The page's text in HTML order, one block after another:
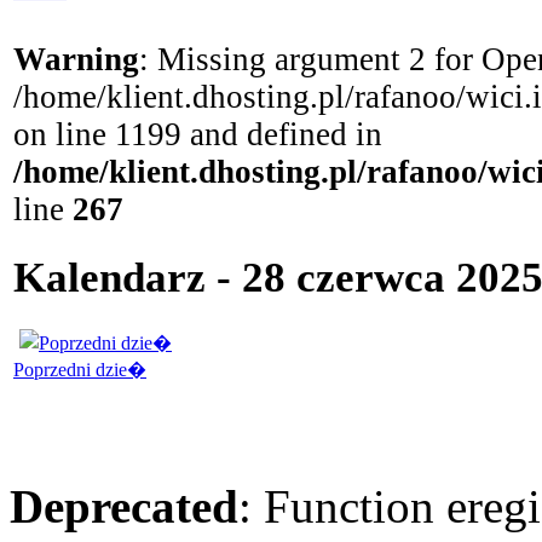
Warning: Missing argument 2 for
/home/klient.dhosting.pl/rafanoo/
on line 1199 and defined in
/home/klient.dhosting.pl/rafanoo/
line 267
Kalendarz - 28 czerwca
Poprzedni dzie�
Deprecated: Function